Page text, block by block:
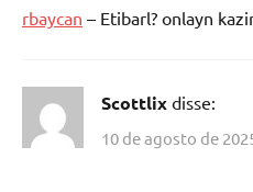
rbaycan – Etibarl? onlayn
Scottlix disse:
10 de agosto de